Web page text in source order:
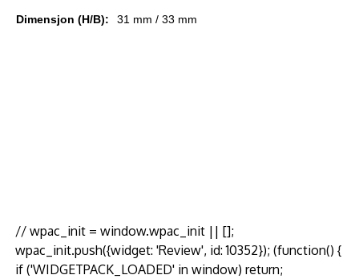
Dimensjon (H/B): 31 mm / 33 mm
// wpac_init = window.wpac_init || [];
wpac_init.push({widget: 'Review', id: 10352}); (function() {
if ('WIDGETPACK_LOADED' in window) return;